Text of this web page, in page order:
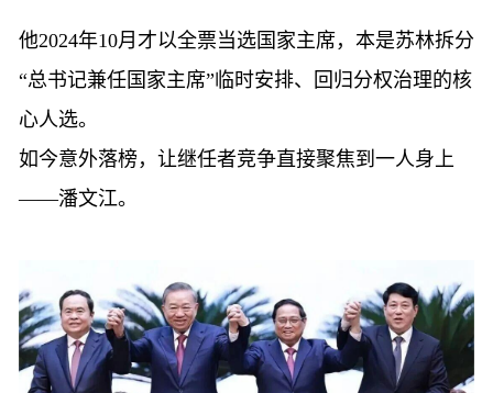
他2024年10月才以全票当选国家主席，本是苏林拆分
“总书记兼任国家主席”临时安排、回归分权治理的核
心人选。
如今意外落榜，让继任者竞争直接聚焦到一人身上
——潘文江。